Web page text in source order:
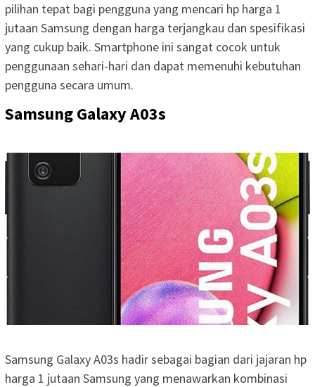
pilihan tepat bagi pengguna yang mencari hp harga 1
jutaan Samsung dengan harga terjangkau dan spesifikasi
yang cukup baik. Smartphone ini sangat cocok untuk
penggunaan sehari-hari dan dapat memenuhi kebutuhan
pengguna secara umum.
Samsung Galaxy A03s
Samsung Galaxy A03s hadir sebagai bagian dari jajaran hp
harga 1 jutaan Samsung yang menawarkan kombinasi